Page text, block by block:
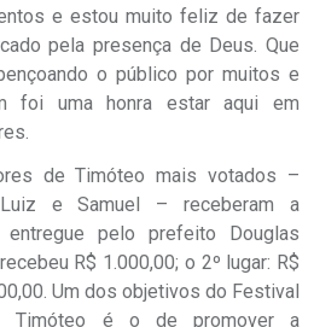
e estou muito feliz de fazer
pela presença de Deus. Que
o público por muitos e
foi uma honra estar aqui em
de Timóteo mais votados –
e Samuel – receberam a
pelo prefeito Douglas
R$ 1.000,00; o 2º lugar: R$
Um dos objetivos do Festival
Timóteo é o de promover a